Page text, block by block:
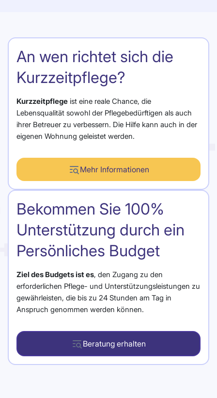
An wen richtet sich die
Kurzzeitpflege?
Kurzzeitpflege ist eine reale Chance, die
Lebensqualität sowohl der Pflegebedürftigen als auch
ihrer Betreuer zu verbessern. Die Hilfe kann auch in der
eigenen Wohnung geleistet werden.
Mehr Informationen
Bekommen Sie 100%
Unterstützung durch ein
Persönliches Budget
Ziel des Budgets ist es, den Zugang zu den
erforderlichen Pflege- und Unterstützungsleistungen zu
gewährleisten, die bis zu 24 Stunden am Tag in
Anspruch genommen werden können.
Beratung erhalten